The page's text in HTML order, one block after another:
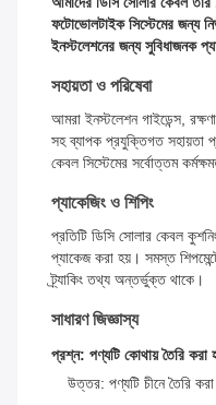
ফটোভোলটাইক সিস্টেমের জন্য
ইনস্টলেশনের জন্য সুবিধাজনক
সহায়তা ও পরিষেবা
আমরা ইনস্টলেশন গাইডেন্স,
সহ ব্যাপক প্রযুক্তিগত সহায়তা
কেবল সিস্টেমের সর্বোত্তম
প্যাকেজিং ও শিপিং
প্রতিটি ডিসি সোলার কেবল
প্যাকেজ করা হয়। সমস্ত
ট্র্যাকিং তথ্য অন্তর্ভুক্ত থাকে।
সাধারণ জিজ্ঞাস্য
প্রশ্ন: পণ্যটি কোথায় তৈরি করা
উত্তর: পণ্যটি চীনে তৈরি